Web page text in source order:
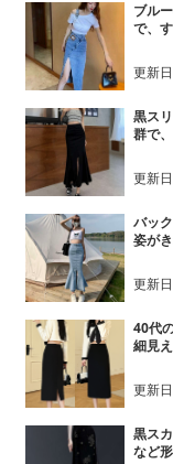
ブル
で、
更新日
黒ス
群で
更新日
バッ
姿が
更新日
40代
細見
更新日
黒ス
など